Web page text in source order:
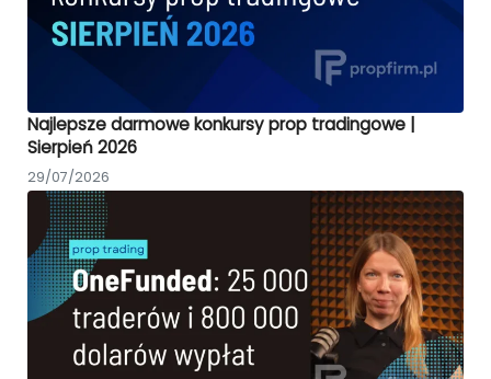
Najlepsze darmowe konkursy prop tradingowe |
Sierpień 2026
29/07/2026